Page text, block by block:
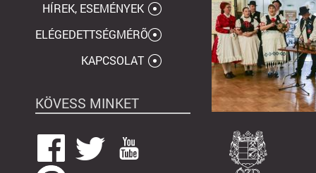
HÍREK, ESEMÉNYEK
ELÉGEDETTSÉGMÉRÕ
KAPCSOLAT
KÖVESS MINKET